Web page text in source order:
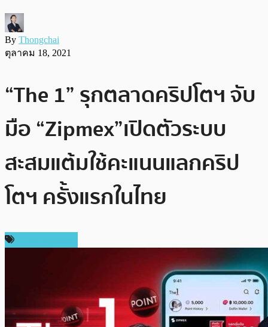
By Thongchai
ตุลาคม 18, 2021
“The 1” รุกตลาดคริปโตฯ จับ
มือ “Zipmex”เปิดตัวระบบ
สะสมแต้มใช้คะแนนแลกคริป
โตฯ ครั้งแรกในไทย